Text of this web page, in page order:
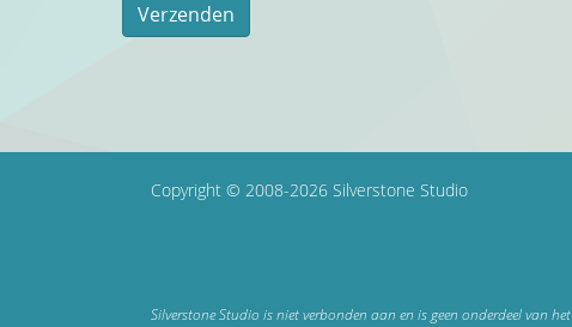
Verzenden
Copyright © 2008-2026 Silverstone Studio
Silverstone Studio is niet verbonden aan en is geen onderdeel van het